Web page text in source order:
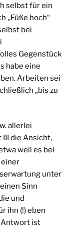
selbst für ein
„Füße hoch“
bei
Gegenstück
habe eine
Arbeiten sei
„bis zu
allerlei
III die Ansicht,
weil es bei
unter
Sinn
und
ihn (!) eben
Antwort ist